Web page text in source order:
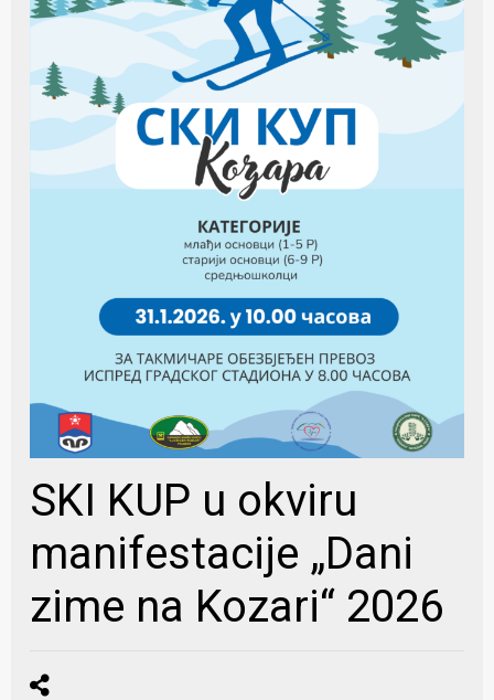
SKI KUP u okviru
manifestacije „Dani
zime na Kozari“ 2026